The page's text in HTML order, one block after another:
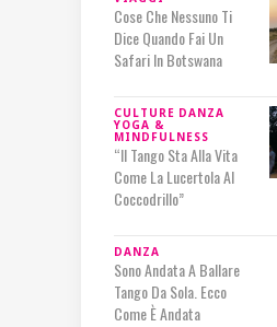
Cose Che Nessuno Ti
Dice Quando Fai Un
Safari In Botswana
CULTURE DANZA
YOGA &
MINDFULNESS
“Il Tango Sta Alla Vita
Come La Lucertola Al
Coccodrillo”
DANZA
Sono Andata A Ballare
Tango Da Sola. Ecco
Come È Andata